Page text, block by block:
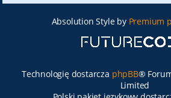
Absolution Style by Premium
Technologię dostarcza phpBB®
Limited